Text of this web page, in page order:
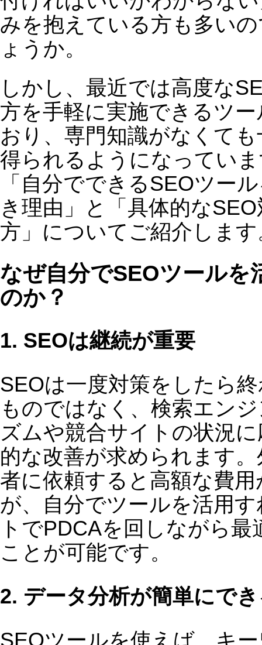
1.SEOは継続が重要
SEOは一度対策をしたら終わり、と
ズムや競合サイトの状況に応じて、継
的な改善が求められます。外部のSEO
者に依頼すると高額な費用がかかりま
が、自分でツールを活用すれば、低コ
トでPDCAを回しながら最適化を続け
ことが可能です。
2. データ分析が簡単にできる
SEOツールを使えば、キーワードの検
トの強化すべきポイントなどを自動で
析できます。これにより、勘や経験に
らず、データに基づいた戦略を立てる
3. コンテンツ作成を効率化できる
SEO対策のやり方で最も重要なのは「
の高いコンテンツを作成すること」で
す。しかし、文章を書くのが苦手だっ
り、時間がかかりすぎると感じるこ
あるでしょう。最近のSEOツールに
AIを活用したコンテンツ作成支援機能
搭載されており、検索エンジンに好ま
る文章をスムーズに作成できるように
っています。
SEO対策のやり方と基本ステップ
つのステップを効率的に進められます